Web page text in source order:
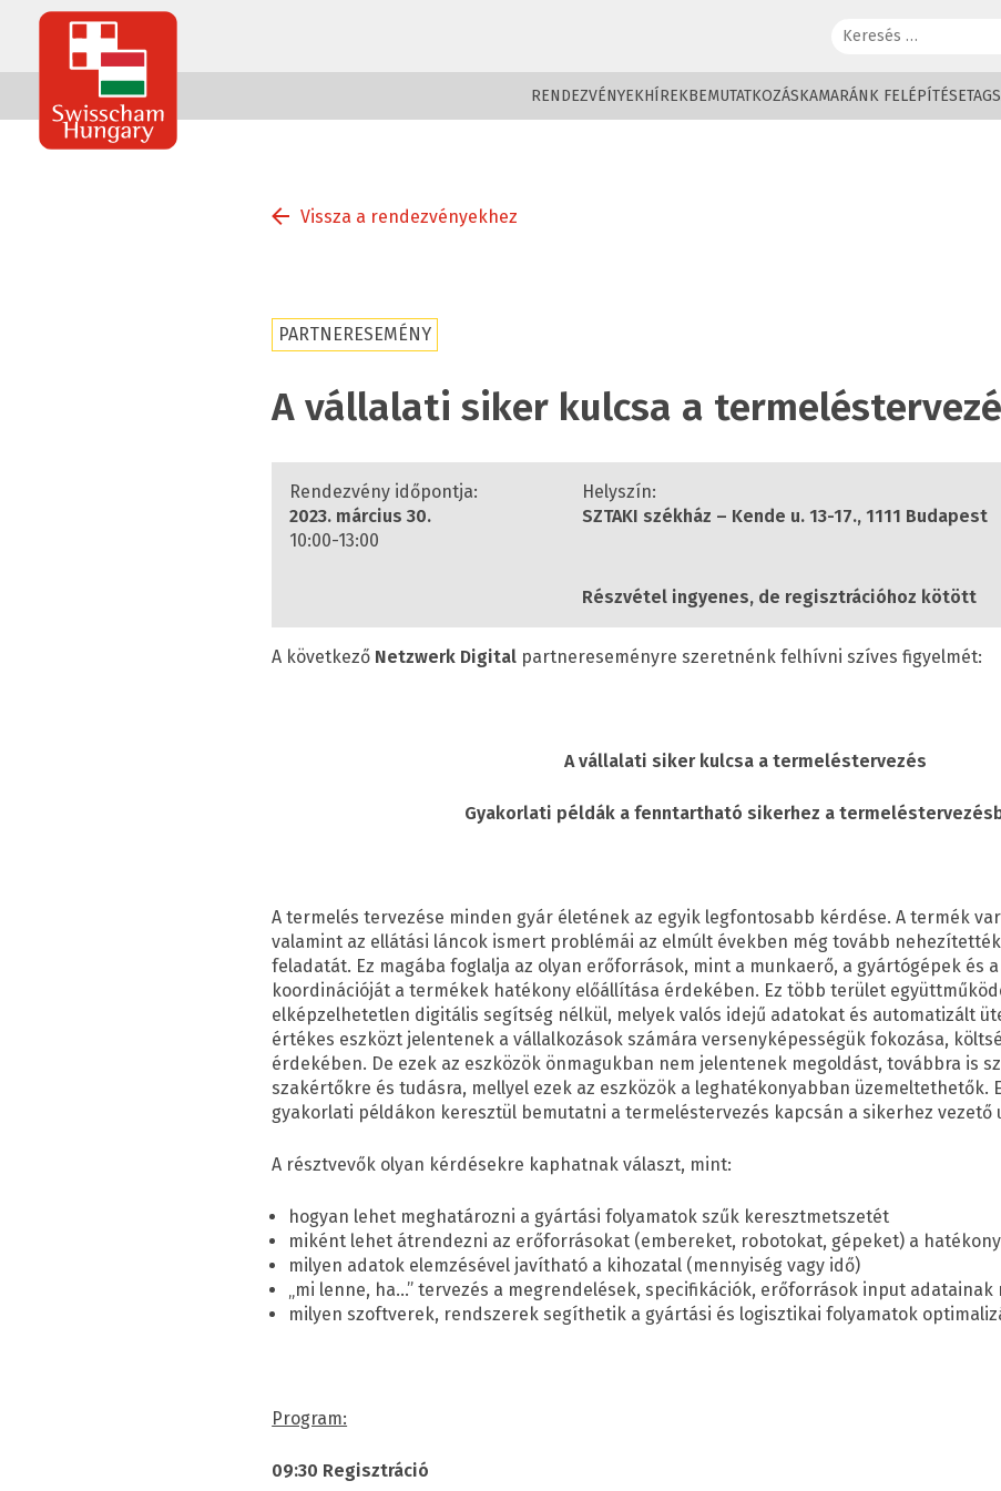
Swisscham
Hungary
Keresés:
RENDEZVÉNYEKHÍREKBEMUTATKOZÁSKAMARÁNK FELÉPÍTÉSE
Vissza a rendezvényekhez
PARTNERESEMÉNY
A vállalati siker kulcsa a
Rendezvény időpontja:
2023. március 30.
10:00-13:00
Helyszín:
SZTAKI székház – Kende u. 13-17., 1111 Budapest
Részvétel ingyenes, de regisztrációhoz kötött
A következő Netzwerk Digital partnereseményre szeretnénk felhívni szíves figyelmét:
A vállalati siker kulcsa a termeléstervezés
Gyakorlati példák a fenntartható sikerhez a
A termelés tervezése minden gyár életének az egyik legfontosabb kérdése. A termék
valamint az ellátási láncok ismert problémái az elmúlt években még tovább
feladatát. Ez magába foglalja az olyan erőforrások, mint a munkaerő, a gyártógépek és
koordinációját a termékek hatékony előállítása érdekében. Ez több terület
elképzelhetetlen digitális segítség nélkül, melyek valós idejű adatokat és automatizált
értékes eszközt jelentenek a vállalkozások számára versenyképességük fokozása,
érdekében. De ezek az eszközök önmagukban nem jelentenek megoldást, továbbra is
szakértőkre és tudásra, mellyel ezek az eszközök a leghatékonyabban üzemeltethetők.
gyakorlati példákon keresztül bemutatni a termeléstervezés kapcsán a sikerhez vezető
A résztvevők olyan kérdésekre kaphatnak választ, mint:
hogyan lehet meghatározni a gyártási folyamatok szűk keresztmetszetét
miként lehet átrendezni az erőforrásokat (embereket, robotokat, gépeket) a
milyen adatok elemzésével javítható a kihozatal (mennyiség vagy idő)
„mi lenne, ha…” tervezés a megrendelések, specifikációk, erőforrások input adatainak
milyen szoftverek, rendszerek segíthetik a gyártási és logisztikai folyamatok
Program:
09:30 Regisztráció